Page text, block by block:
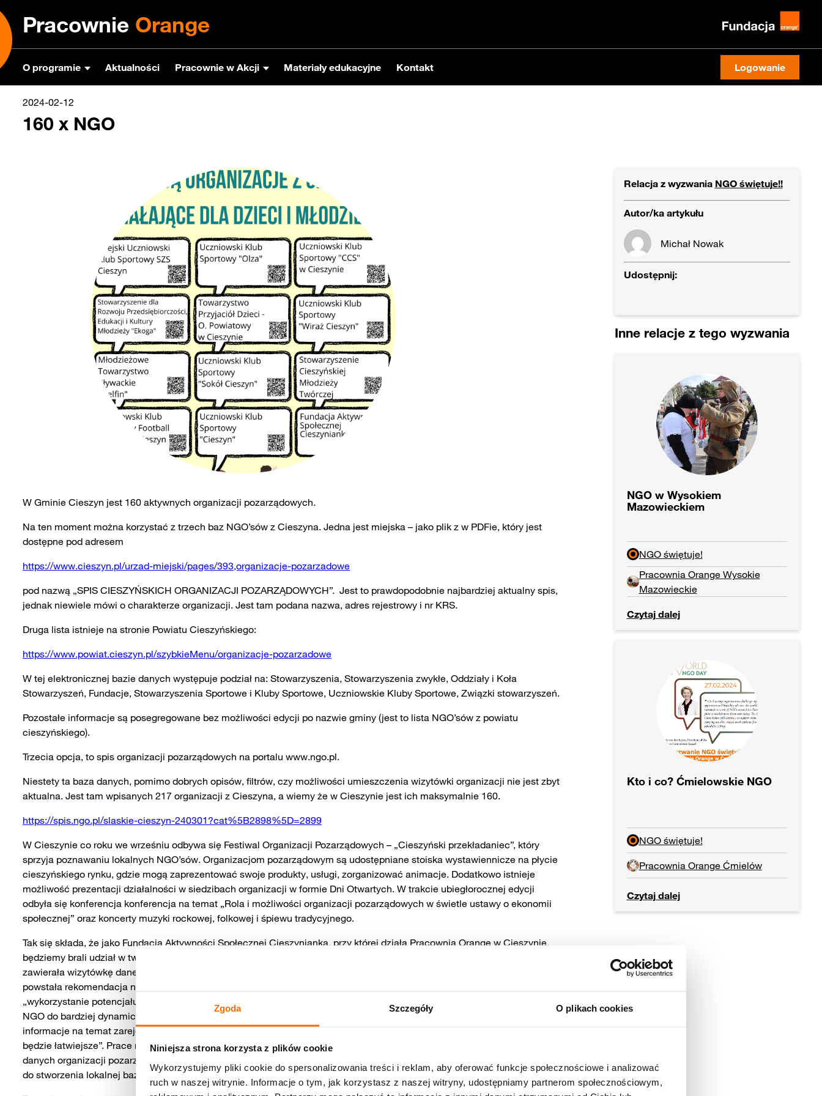
Zgoda Szczegóły O plikach cookies
Niniejsza strona korzysta z plików cookie
Wykorzystujemy pliki cookie do spersonalizowania treści i reklam, aby oferować funkcje społecznościowe i analizować
ruch w naszej witrynie. Informacje o tym, jak korzystasz z naszej witryny, udostępniamy partnerom społecznościowym,
Pracownie Orange
O programie Aktualności Pracownie w Akcji Materiały edukacyjne Kontakt Logowanie
2024-02-12
160 x NGO
W Gminie Cieszyn jest 160 aktywnych organizacji pozarządowych.
Na ten moment można korzystać z trzech baz NGO’sów z Cieszyna. Jedna jest miejska – jako plik z w PDFie, który jest
dostępne pod adresem
https://www.cieszyn.pl/urzad-miejski/pages/393,organizacje-pozarzadowe
pod nazwą „SPIS CIESZYŃSKICH ORGANIZACJI POZARZĄDOWYCH”. Jest to prawdopodobnie najbardziej aktualny spis,
jednak niewiele mówi o charakterze organizacji. Jest tam podana nazwa, adres rejestrowy i nr KRS.
Druga lista istnieje na stronie Powiatu Cieszyńskiego:
https://www.powiat.cieszyn.pl/szybkieMenu/organizacje-pozarzadowe
W tej elektronicznej bazie danych występuje podział na: Stowarzyszenia, Stowarzyszenia zwykłe, Oddziały i Koła
Stowarzyszeń, Fundacje, Stowarzyszenia Sportowe i Kluby Sportowe, Uczniowskie Kluby Sportowe, Związki stowarzyszeń.
Pozostałe informacje są posegregowane bez możliwości edycji po nazwie gminy (jest to lista NGO’sów z powiatu
cieszyńskiego).
Trzecia opcja, to spis organizacji pozarządowych na portalu www.ngo.pl.
Niestety ta baza danych, pomimo dobrych opisów, filtrów, czy możliwości umieszczenia wizytówki organizacji nie jest zbyt
aktualna. Jest tam wpisanych 217 organizacji z Cieszyna, a wiemy że w Cieszynie jest ich maksymalnie 160.
https://spis.ngo.pl/slaskie-cieszyn-240301?cat%5B2898%5D=2899
W Cieszynie co roku we wrześniu odbywa się Festiwal Organizacji Pozarządowych – „Cieszyński przekładaniec”, który
sprzyja poznawaniu lokalnych NGO’sów. Organizacjom pozarządowym są udostępniane stoiska wystawiennicze na płycie
cieszyńskiego rynku, gdzie mogą zaprezentować swoje produkty, usługi, zorganizować animacje. Dodatkowo istnieje
możliwość prezentacji działalności w siedzibach organizacji w formie Dni Otwartych. W trakcie ubiegłorocznej edycji
odbyła się konferencja konferencja na temat „Rola i możliwości organizacji pozarządowych w świetle ustawy o ekonomii
społecznej” oraz koncerty muzyki rockowej, folkowej i śpiewu tradycyjnego.
Tak się składa, że jako Fundacja Aktywności Społecznej Cieszynianka, przy której działa Pracownia Orange w Cieszynie,
będziemy brali udział w tworzeniu cieszyńskiej bazy organizacji pozarządowych, która będzie aktualizowana, będzie
zawierała wizytówkę danej organizacji. Jest to związane z trzecią edycją Szkoły Liderów Miasta Cieszyna,w ramach której
powstała rekomendacja na utworzenie Katalogu Organizacji Pozarządowych. Celem tego przedsięwzięcia będzie
„wykorzystanie potencjału i poszerzenie możliwości współpracy Trzeciego Sektora w mieście Cieszynie oraz zachęcenie
NGO do bardziej dynamicznego i rzeczywistego współdziałania pomiędzy sobą. Dzięki katalogowi, który będzie zawierał
informacje na temat zarejestrowanych w Cieszynie NGO i ich zasobów, wyszukanie i skorzystanie z usług danej organizacji
będzie łatwiejsze”. Prace nad nim już trwają i wiemy, że w Kołobrzegu, w ramach Hekatonu powstała aplikacja – baza
danych organizacji pozarządowych, która jest obecnie w fazie testów,ale po wdrożeniu będzie mogła zostać wykorzystana
do stworzenia lokalnej bazy dla NGO’sów.
Relacja z wyzwania NGO świętuje!!
Autor/ka artykułu
Michał Nowak
Udostępnij:
Inne relacje z tego wyzwania
NGO w Wysokiem
Mazowieckiem
NGO świętuje!
Pracownia Orange Wysokie
Mazowieckie
Czytaj dalej
Kto i co? Ćmielowskie NGO
NGO świętuje!
Pracownia Orange Ćmielów
Czytaj dalej